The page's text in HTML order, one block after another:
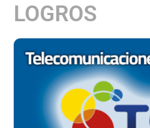
LOGROS